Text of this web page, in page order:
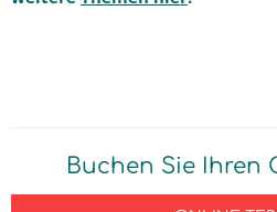
Buchen Sie Ihren